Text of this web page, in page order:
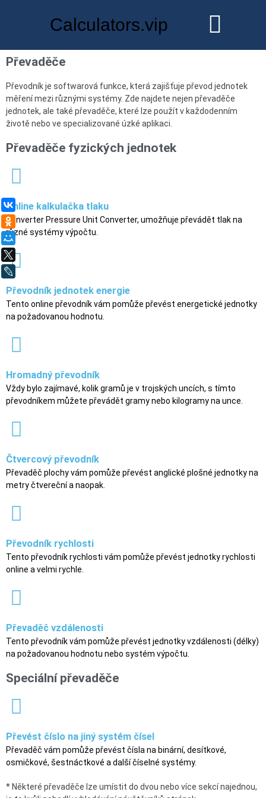
Calculators.vip
Převaděče
Převodník je softwarová funkce, která zajišťuje převod jednotek
měření mezi různými systémy. Zde najdete nejen převaděče
jednotek, ale také převaděče, které lze použít v každodenním
životě nebo ve specializované úzké aplikaci.
Převaděče fyzických jednotek
Online kalkulačka tlaku
Converter Pressure Unit Converter, umožňuje převádět tlak na
různé systémy výpočtu.
Převodník jednotek energie
Tento online převodník vám pomůže převést energetické jednotky
na požadovanou hodnotu.
Hromadný převodník
Vždy bylo zajímavé, kolik gramů je v trojských uncích, s tímto
převodníkem můžete převádět gramy nebo kilogramy na unce.
Čtvercový převodník
Převaděč plochy vám pomůže převést anglické plošné jednotky na
metry čtvereční a naopak.
Převodník rychlosti
Tento převodník rychlosti vám pomůže převést jednotky rychlosti
online a velmi rychle.
Převaděč vzdálenosti
Tento převodník vám pomůže převést jednotky vzdálenosti (délky)
na požadovanou hodnotu nebo systém výpočtu.
Speciální převaděče
Převést číslo na jiný systém čísel
Převaděč vám pomůže převést čísla na binární, desítkové,
osmičkové, šestnáctkové a další číselné systémy.
* Některé převaděče lze umístit do dvou nebo více sekcí najednou,
ВКонтакте
Одноклассники
Мой Мир